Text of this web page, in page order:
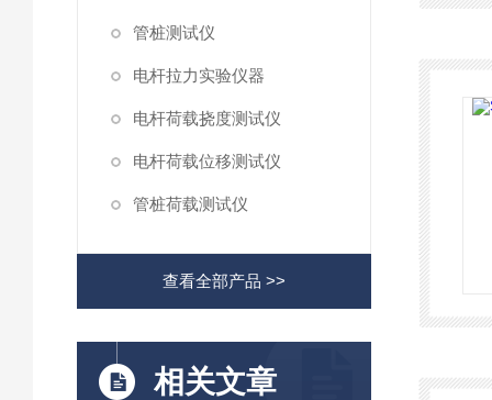
管桩测试仪
电杆拉力实验仪器
电杆荷载挠度测试仪
电杆荷载位移测试仪
管桩荷载测试仪
查看全部产品 >>
相关文章